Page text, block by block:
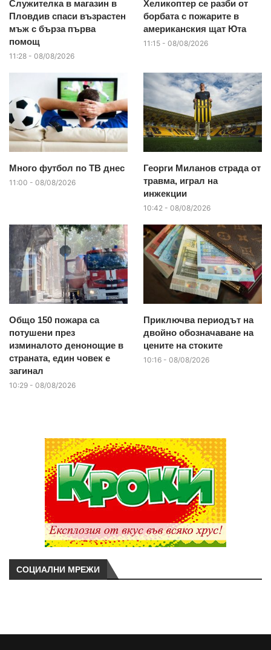
Служителка в магазин в
Пловдив спаси възрастен
мъж с бърза първа
помощ
11:28 - 08/08/2026
Хеликоптер се разби от
борбата с пожарите в
американския щат Юта
11:15 - 08/08/2026
Много футбол по ТВ днес
11:00 - 08/08/2026
Георги Миланов страда от
травма, играл на
инжекции
10:42 - 08/08/2026
Общо 150 пожара са
потушени през
изминалото денонощие в
страната, един човек е
загинал
10:29 - 08/08/2026
Приключва периодът на
двойно обозначаване на
цените на стоките
10:16 - 08/08/2026
СОЦИАЛНИ МРЕЖИ